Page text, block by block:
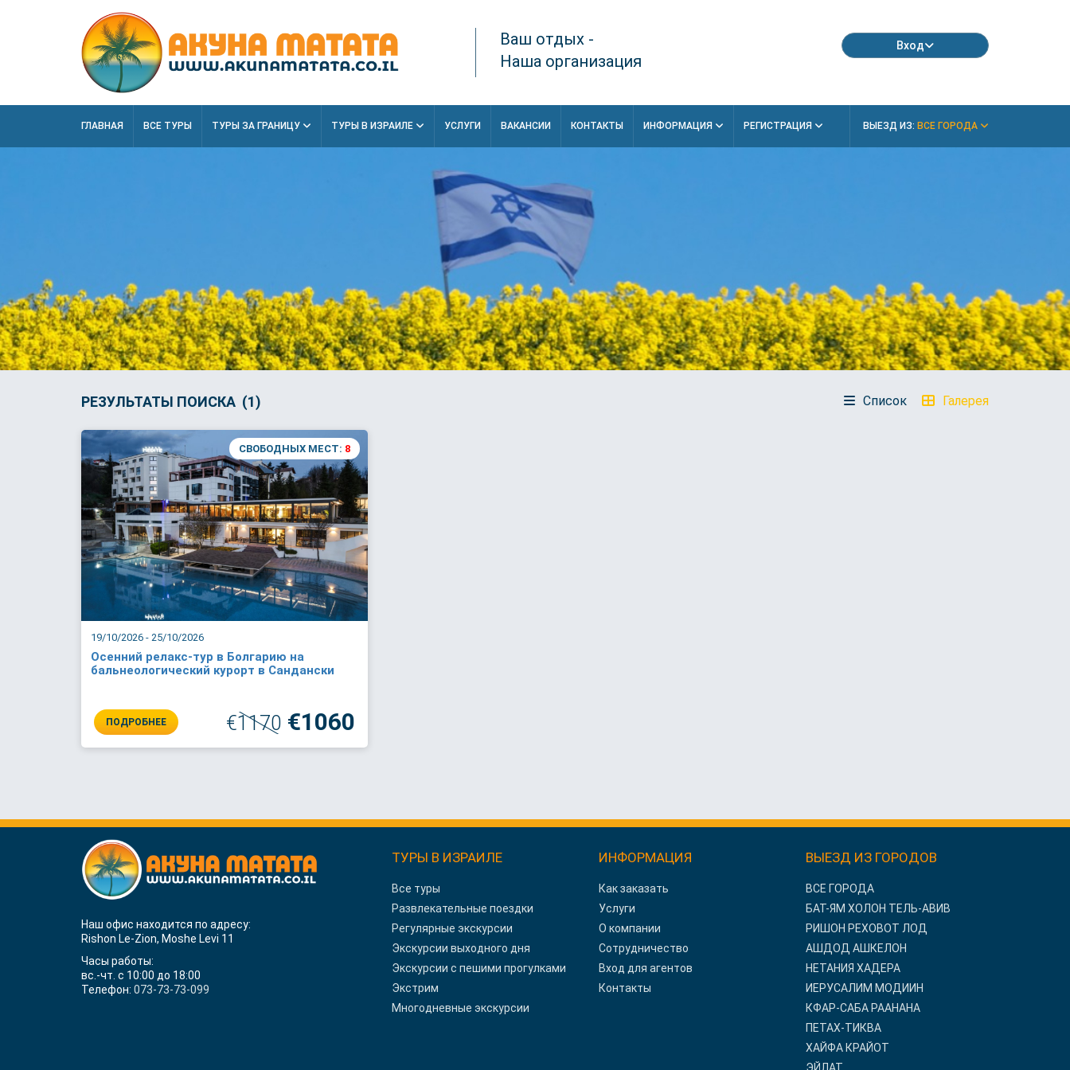
Ваш отдых -
Наша организация
Вход
ГЛАВНАЯ ВСЕ ТУРЫ ТУРЫ ЗА ГРАНИЦУ ТУРЫ В ИЗРАИЛЕ УСЛУГИ ВАКАНСИИ КОНТАКТЫ ИНФОРМАЦИЯ РЕГИСТРАЦИЯ ВЫЕЗД ИЗ: ВСЕ ГОРОДА
РЕЗУЛЬТАТЫ ПОИСКА (1) Список Галерея
19/10/2026 - 25/10/2026
СВОБОДНЫХ МЕСТ: 8
Осенний релакс-тур в Болгарию на
бальнеологический курорт в Сандански
ПОДРОБНЕЕ €1170 €1060
Наш офис находится по адресу:
Rishon Le-Zion, Moshe Levi 11
Часы работы:
вс.-чт. с 10:00 до 18:00
Телефон: 073-73-73-099
ТУРЫ В ИЗРАИЛЕ
Все туры
Развлекательные поездки
Регулярные экскурсии
Экскурсии выходного дня
Экскурсии с пешими прогулками
Экстрим
Многодневные экскурсии
ИНФОРМАЦИЯ
Как заказать
Услуги
О компании
Сотрудничество
Вход для агентов
Контакты
ВЫЕЗД ИЗ ГОРОДОВ
ВСЕ ГОРОДА
БАТ-ЯМ ХОЛОН ТЕЛЬ-АВИВ
РИШОН РЕХОВОТ ЛОД
АШДОД АШКЕЛОН
НЕТАНИЯ ХАДЕРА
ИЕРУСАЛИМ МОДИИН
КФАР-САБА РААНАНА
ПЕТАХ-ТИКВА
ХАЙФА КРАЙОТ